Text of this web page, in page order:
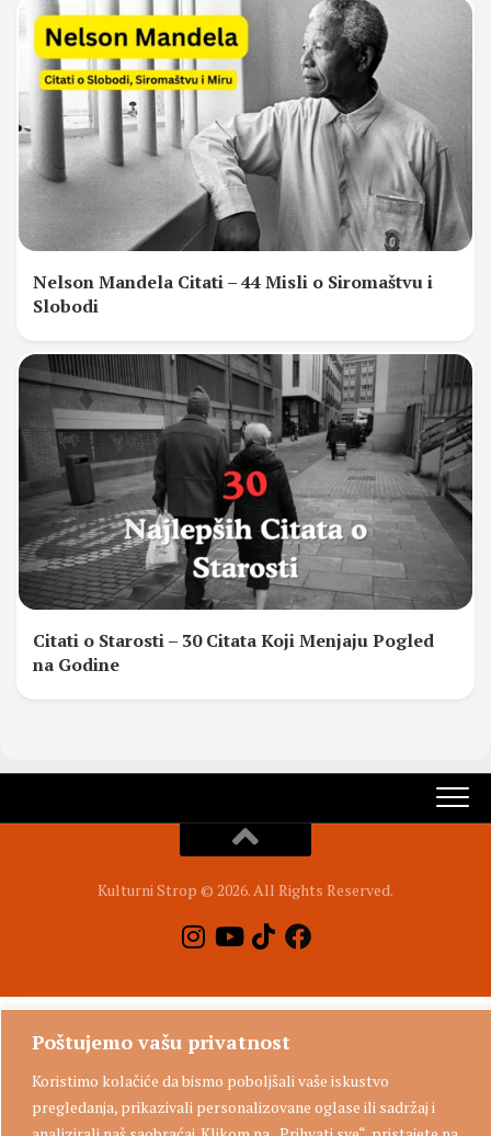
Poštujemo vašu privatnost
Koristimo kolačiće da bismo poboljšali vaše iskustvo
pregledanja, prikazivali personalizovane oglase ili sadržaj i
Nelson Mandela Citati – 44 Misli o Siromaštvu i
Slobodi
Citati o Starosti – 30 Citata Koji Menjaju Pogled
na Godine
Kulturni Strop © 2026. All Rights Reserved.